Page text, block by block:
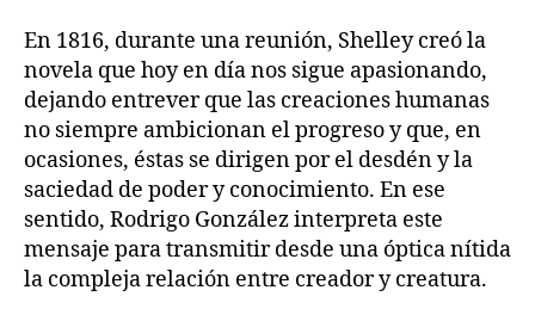
En 1816, durante una reunión, Shelley creó la
novela que hoy en día nos sigue apasionando,
dejando entrever que las creaciones humanas
no siempre ambicionan el progreso y que, en
ocasiones, éstas se dirigen por el desdén y la
saciedad de poder y conocimiento. En ese
sentido, Rodrigo González interpreta este
mensaje para transmitir desde una óptica nítida
la compleja relación entre creador y creatura.